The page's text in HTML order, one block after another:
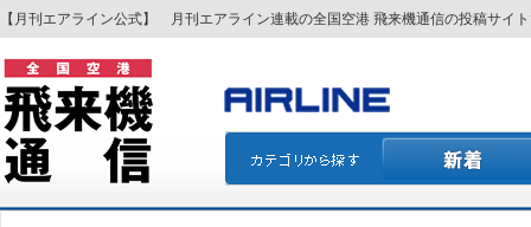
【月刊エアライン公式】 月刊エアライン連載の全国空港 飛来機通信の投稿サイ